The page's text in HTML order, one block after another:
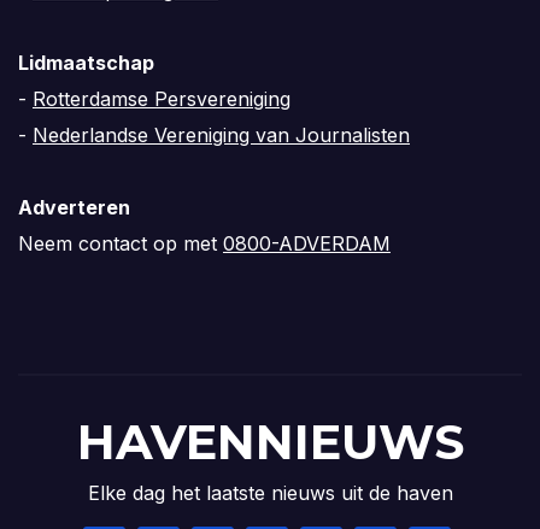
Lidmaatschap
- Rotterdamse Persvereniging
- Nederlandse Vereniging van Journalisten
Adverteren
Neem contact op met 0800-ADVERDAM
HAVENNIEUWS
Elke dag het laatste nieuws uit de haven